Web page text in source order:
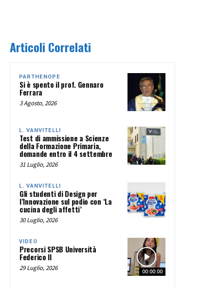
Articoli Correlati
PARTHENOPE
Si è spento il prof. Gennaro
Ferrara
3 Agosto, 2026
L. VANVITELLI
Test di ammissione a Scienze
della Formazione Primaria,
domande entro il 4 settembre
31 Luglio, 2026
L. VANVITELLI
Gli studenti di Design per
l’Innovazione sul podio con ‘La
cucina degli affetti’
30 Luglio, 2026
00:00:00
VIDEO
Precorsi SPSB Università
Federico II
29 Luglio, 2026